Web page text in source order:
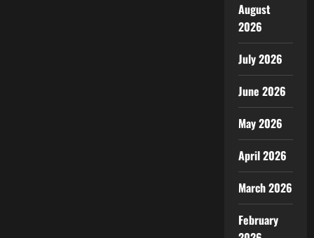
August
2026
July 2026
June 2026
May 2026
April 2026
March 2026
February